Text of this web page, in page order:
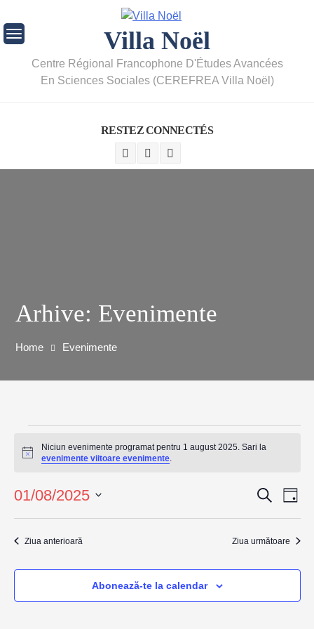
Villa Noël
Centre Régional Francophone D'Études Avancées
En Sciences Sociales (CEREFREA Villa Noël)
RESTEZ CONNECTÉS
Arhive: Evenimente
Home Evenimente
Notificare
Niciun evenimente programat pentru 1 august 2025. Sari la
evenimente viitoare evenimente.
în
și
Caută
Zi
01/08/2025
Ziua anterioară Ziua următoare
Abonează-te la calendar